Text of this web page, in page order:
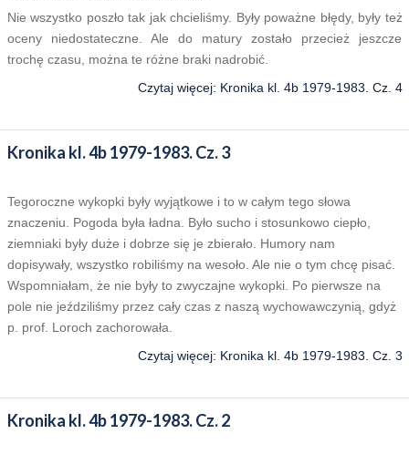
Nie wszystko poszło tak jak chcieliśmy. Były poważne błędy, były też
oceny niedostateczne. Ale do matury zostało przecież jeszcze
trochę czasu, można te różne braki nadrobić.
Czytaj więcej: Kronika kl. 4b 1979-1983. Cz. 4
Kronika kl. 4b 1979-1983. Cz. 3
Tegoroczne wykopki były wyjątkowe i to w całym tego słowa
znaczeniu. Pogoda była ładna. Było sucho i stosunkowo ciepło,
ziemniaki były duże i dobrze się je zbierało. Humory nam
dopisywały, wszystko robiliśmy na wesoło. Ale nie o tym chcę pisać.
Wspomniałam, że nie były to zwyczajne wykopki. Po pierwsze na
pole nie jeździliśmy przez cały czas z naszą wychowawczynią, gdyż
p. prof. Loroch zachorowała.
Czytaj więcej: Kronika kl. 4b 1979-1983. Cz. 3
Kronika kl. 4b 1979-1983. Cz. 2